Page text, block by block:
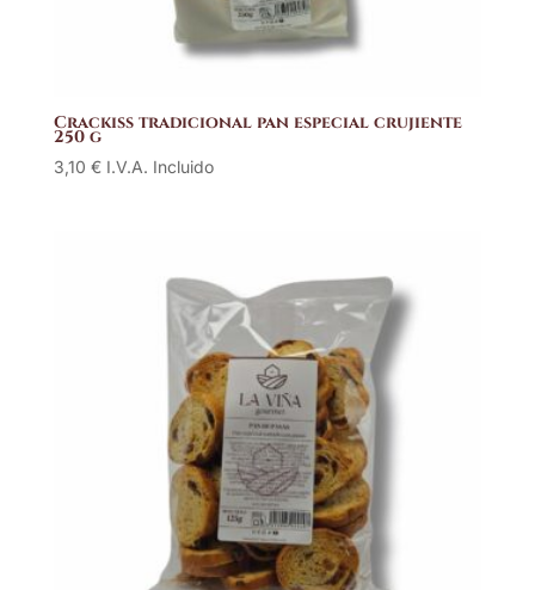
Crackiss tradicional pan especial crujiente
250 g
3,10 € I.V.A. Incluido